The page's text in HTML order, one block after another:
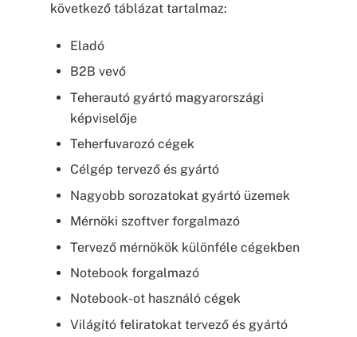
következő táblázat tartalmaz:
Eladó
B2B vevő
Teherautó gyártó magyarországi
képviselője
Teherfuvarozó cégek
Célgép tervező és gyártó
Nagyobb sorozatokat gyártó üzemek
Mérnöki szoftver forgalmazó
Tervező mérnökök különféle cégekben
Notebook forgalmazó
Notebook-ot használó cégek
Világító feliratokat tervező és gyártó